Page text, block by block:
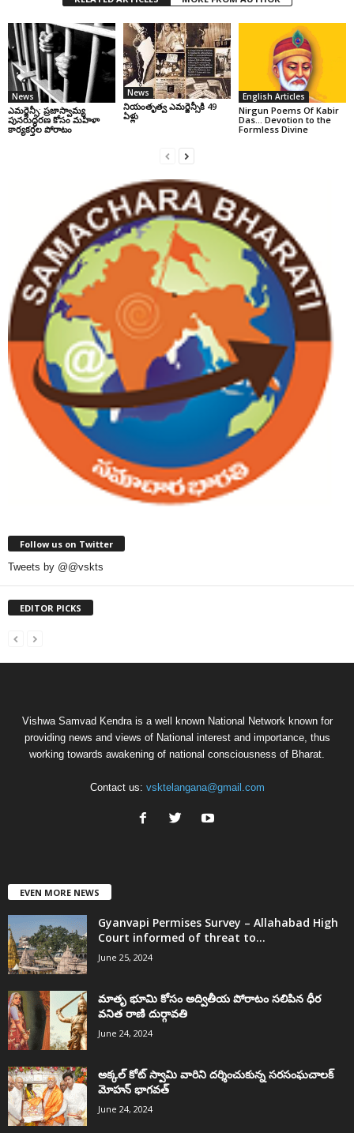
News
ఎమర్జెన్సీ: ప్రజాస్వామ్య
పునరుద్ధరణ కోసం మహిళా
కార్యకర్తల పోరాటం
News
నియంతృత్వ ఎమర్జెన్సీకి 49
ఏళ్లు
English Articles
Nirgun Poems Of Kabir
Das… Devotion to the
Formless Divine
Follow us on Twitter
Tweets by @@vskts
EDITOR PICKS
Vishwa Samvad Kendra is a well known National Network known for
providing news and views of National interest and importance, thus
working towards awakening of national consciousness of Bharat.
Contact us: vsktelangana@gmail.com
EVEN MORE NEWS
Gyanvapi Permises Survey – Allahabad High
Court informed of threat to...
June 25, 2024
మాతృ భూమి కోసం అద్వితీయ పోరాటం సలిపిన ధీర
వనిత రాణి దుర్గావతి
June 24, 2024
అక్కల్‌ కోట్‌ స్వామి వారిని దర్శించుకున్న సరసంఘచాలక్
మోహన్ భాగవత్
June 24, 2024